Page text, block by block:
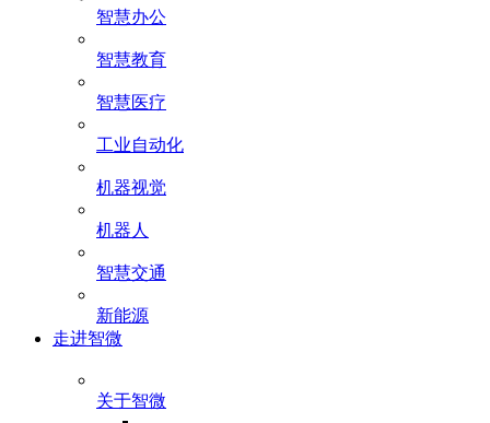
智慧办公
智慧教育
智慧医疗
工业自动化
机器视觉
机器人
智慧交通
新能源
走进智微
关于智微